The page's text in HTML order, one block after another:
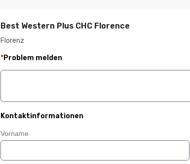
Best Western Plus CHC Florence
Florenz
*Problem melden
Kontaktinformationen
Vorname